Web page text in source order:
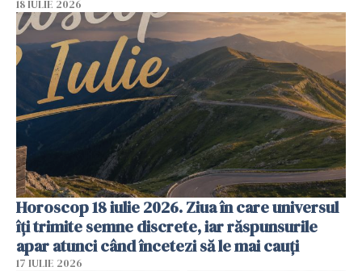
18 IULIE 2026
Horoscop 18 iulie 2026. Ziua în care universul
îți trimite semne discrete, iar răspunsurile
apar atunci când încetezi să le mai cauți
17 IULIE 2026